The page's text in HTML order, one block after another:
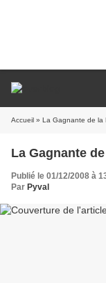
Accueil » La Gagnante de la
La Gagnante
Publié le 01/12/2008 à
Par Pyval